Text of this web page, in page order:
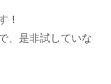
！
、是非試していな